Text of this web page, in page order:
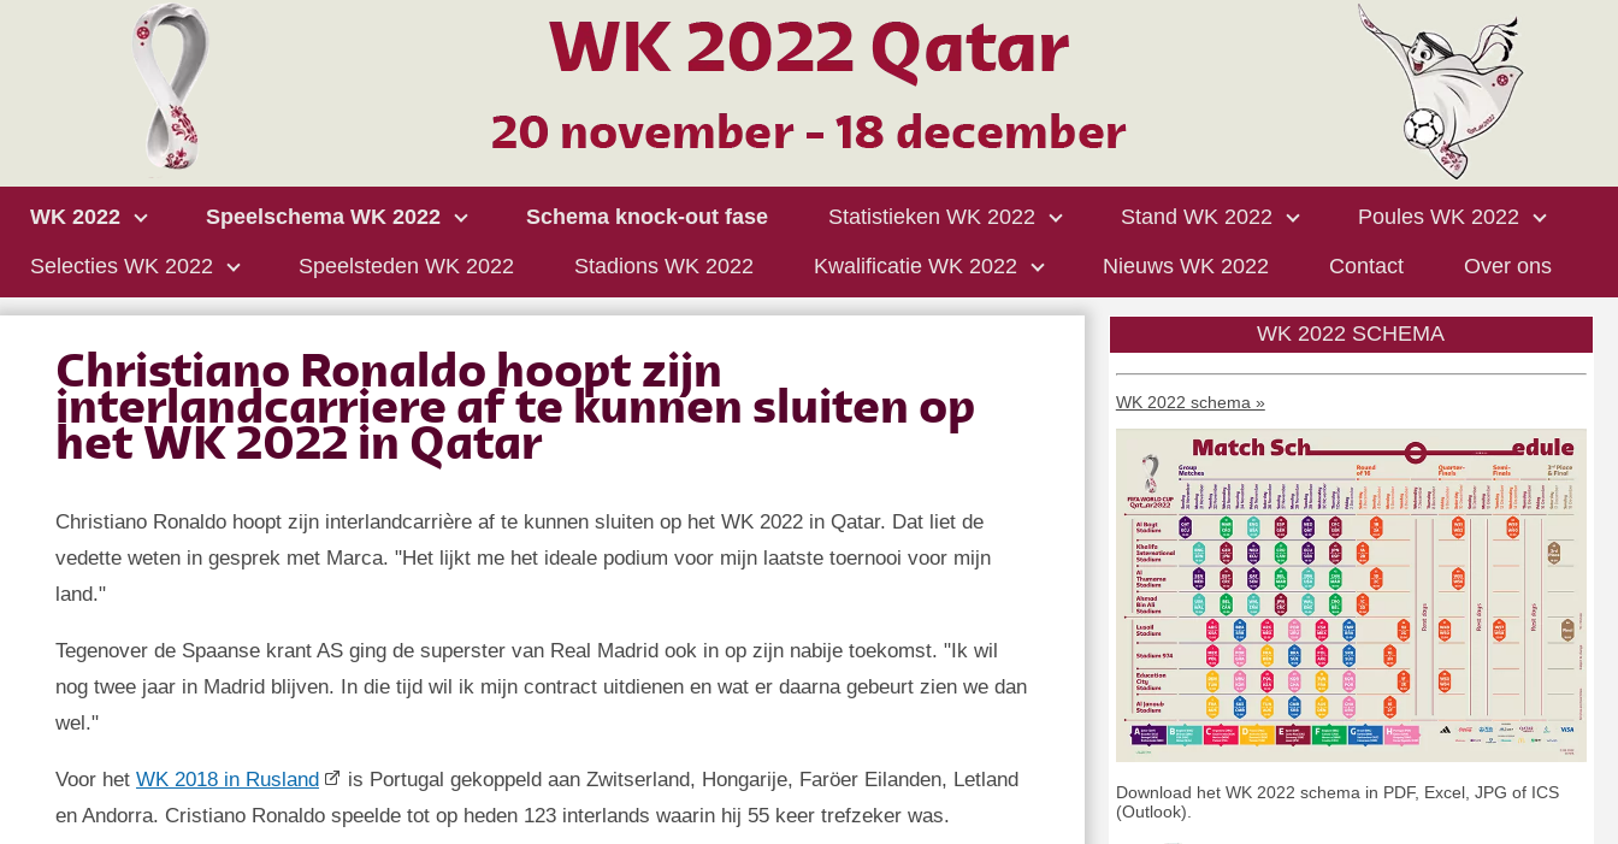
WK 2022 Speelschema WK 2022 Schema knock-out fase Statistieken WK 2022 Stand WK 2022 Poules WK 2022
Selecties WK 2022 Speelsteden WK 2022 Stadions WK 2022 Kwalificatie WK 2022 Nieuws WK 2022 Contact Over ons
Christiano Ronaldo hoopt zijn
interlandcarriere af te kunnen sluiten op
het WK 2022 in Qatar
Christiano Ronaldo hoopt zijn interlandcarrière af te kunnen sluiten op het WK 2022 in Qatar. Dat liet de
vedette weten in gesprek met Marca. "Het lijkt me het ideale podium voor mijn laatste toernooi voor mijn
land."
Tegenover de Spaanse krant AS ging de superster van Real Madrid ook in op zijn nabije toekomst. "Ik wil
nog twee jaar in Madrid blijven. In die tijd wil ik mijn contract uitdienen en wat er daarna gebeurt zien we dan
wel."
Voor hetWK 2018 in Rusland
is Portugal gekoppeld aan Zwitserland, Hongarije, Faröer Eilanden, Letland
en Andorra. Cristiano Ronaldo speelde tot op heden 123 interlands waarin hij 55 keer trefzeker was.
WK 2022 SCHEMA
WK 2022 schema »
Download het WK 2022 schema in PDF, Excel, JPG of ICS
(Outlook).